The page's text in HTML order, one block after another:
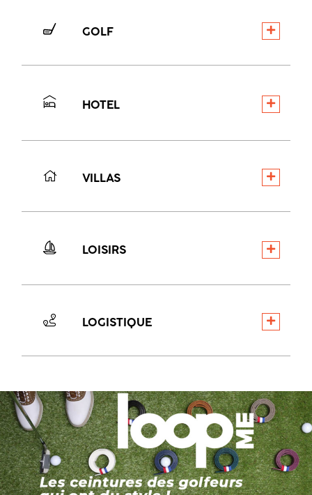
GOLF
HOTEL
VILLAS
LOISIRS
LOGISTIQUE